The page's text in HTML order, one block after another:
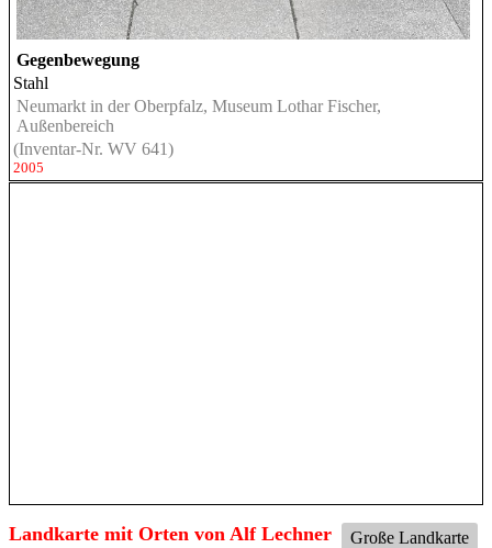
Gegenbewegung
Stahl
Neumarkt in der Oberpfalz, Museum Lothar Fischer,
Außenbereich
(Inventar-Nr. WV 641)
2005
Große Landkarte
Landkarte mit Orten von Alf Lechner